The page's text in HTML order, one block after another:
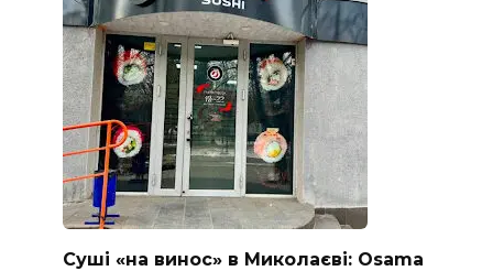
Суші «на винос» в Миколаєві: Osama